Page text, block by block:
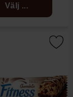
Välj ...